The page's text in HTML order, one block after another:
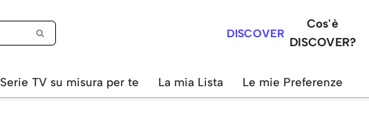
DISCOVER
Cos'è
DISCOVER?
Serie TV su misura per te La mia Lista Le mie Preferenze